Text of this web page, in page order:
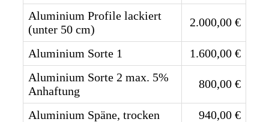
Aluminium Profile lackiert
(unter 50 cm)
2.000,00 €
Aluminium Sorte 1
1.600,00 €
Aluminium Sorte 2 max. 5%
Anhaftung
800,00 €
Aluminium Späne, trocken
940,00 €